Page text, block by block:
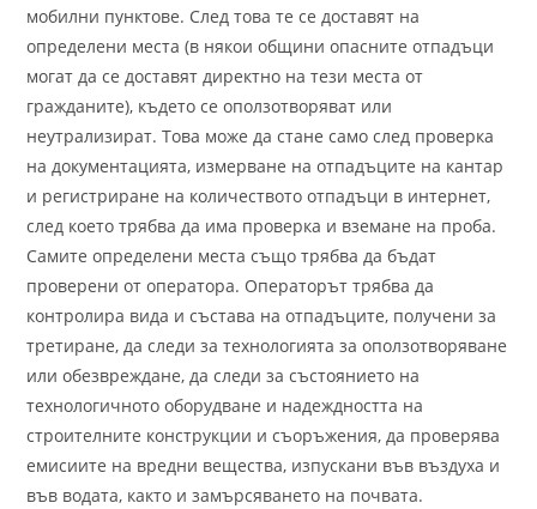
мобилни пунктове. След това те се доставят на
определени места (в някои общини опасните отпадъци
могат да се доставят директно на тези места от
гражданите), където се оползотворяват или
неутрализират. Това може да стане само след проверка
на документацията, измерване на отпадъците на кантар
и регистриране на количеството отпадъци в интернет,
след което трябва да има проверка и вземане на проба.
Самите определени места също трябва да бъдат
проверени от оператора. Операторът трябва да
контролира вида и състава на отпадъците, получени за
третиране, да следи за технологията за оползотворяване
или обезвреждане, да следи за състоянието на
технологичното оборудване и надеждността на
строителните конструкции и съоръжения, да проверява
емисиите на вредни вещества, изпускани във въздуха и
във водата, както и замърсяването на почвата.